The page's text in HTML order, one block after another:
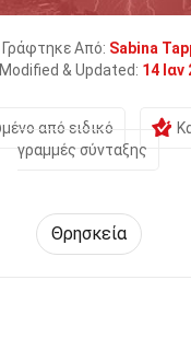
Γράφτηκε Από: Sabina
Modified & Updated: 14 Ιαν
από ειδικό
γραμμές σύνταξης
Θρησκεία